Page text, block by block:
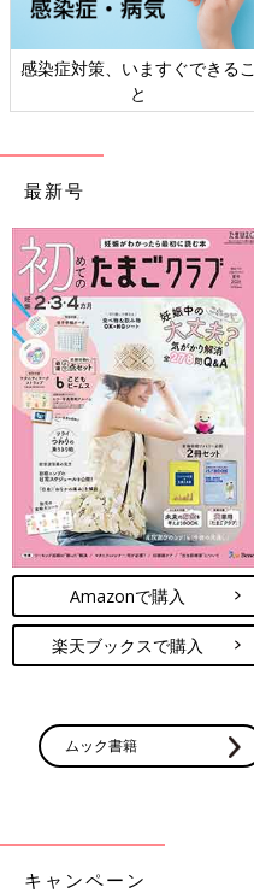
感染症対策、いますぐできるこ
と
最新号
Amazonで購入
楽天ブックスで購入
ムック書籍
キャンペーン